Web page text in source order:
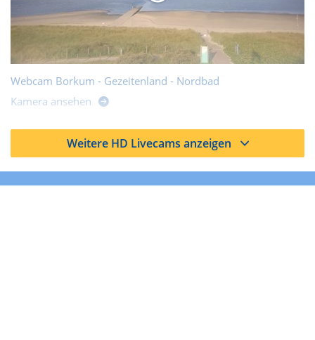
Webcam Borkum - Gezeitenland - Nordbad
Kamera ansehen
Weitere HD Livecams anzeigen